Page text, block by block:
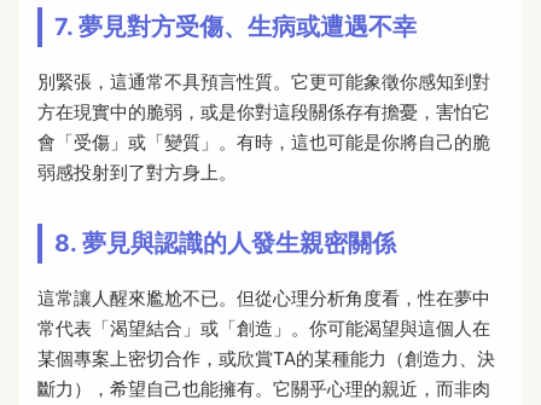
7. 夢見對方受傷、生病或遭遇不幸
別緊張，這通常不具預言性質。它更可能象徵你感知到對
方在現實中的脆弱，或是你對這段關係存有擔憂，害怕它
會「受傷」或「變質」。有時，這也可能是你將自己的脆
弱感投射到了對方身上。
8. 夢見與認識的人發生親密關係
這常讓人醒來尷尬不已。但從心理分析角度看，性在夢中
常代表「渴望結合」或「創造」。你可能渴望與這個人在
某個專案上密切合作，或欣賞TA的某種能力（創造力、決
斷力），希望自己也能擁有。它關乎心理的親近，而非肉